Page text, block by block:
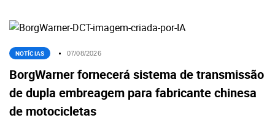
NOTÍCIAS 07/08/2026
BorgWarner fornecerá sistema de transmissão
de dupla embreagem para fabricante chinesa
de motocicletas